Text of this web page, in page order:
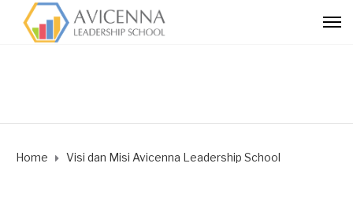
Home Visi dan Misi Avicenna Leadership School